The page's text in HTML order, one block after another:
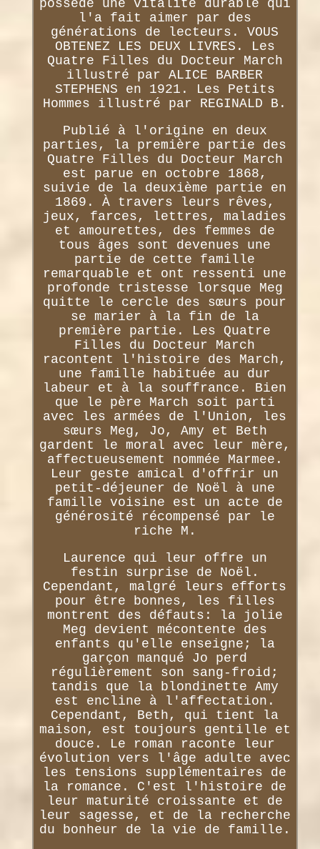
possède une vitalité durable qui
l'a fait aimer par des
générations de lecteurs. VOUS
OBTENEZ LES DEUX LIVRES. Les
Quatre Filles du Docteur March
illustré par ALICE BARBER
STEPHENS en 1921. Les Petits
Hommes illustré par REGINALD B.
Publié à l'origine en deux
parties, la première partie des
Quatre Filles du Docteur March
est parue en octobre 1868,
suivie de la deuxième partie en
1869. À travers leurs rêves,
jeux, farces, lettres, maladies
et amourettes, des femmes de
tous âges sont devenues une
partie de cette famille
remarquable et ont ressenti une
profonde tristesse lorsque Meg
quitte le cercle des sœurs pour
se marier à la fin de la
première partie. Les Quatre
Filles du Docteur March
racontent l'histoire des March,
une famille habituée au dur
labeur et à la souffrance. Bien
que le père March soit parti
avec les armées de l'Union, les
sœurs Meg, Jo, Amy et Beth
gardent le moral avec leur mère,
affectueusement nommée Marmee.
Leur geste amical d'offrir un
petit-déjeuner de Noël à une
famille voisine est un acte de
générosité récompensé par le
riche M.
Laurence qui leur offre un
festin surprise de Noël.
Cependant, malgré leurs efforts
pour être bonnes, les filles
montrent des défauts: la jolie
Meg devient mécontente des
enfants qu'elle enseigne; la
garçon manqué Jo perd
régulièrement son sang-froid;
tandis que la blondinette Amy
est encline à l'affectation.
Cependant, Beth, qui tient la
maison, est toujours gentille et
douce. Le roman raconte leur
évolution vers l'âge adulte avec
les tensions supplémentaires de
la romance. C'est l'histoire de
leur maturité croissante et de
leur sagesse, et de la recherche
du bonheur de la vie de famille.